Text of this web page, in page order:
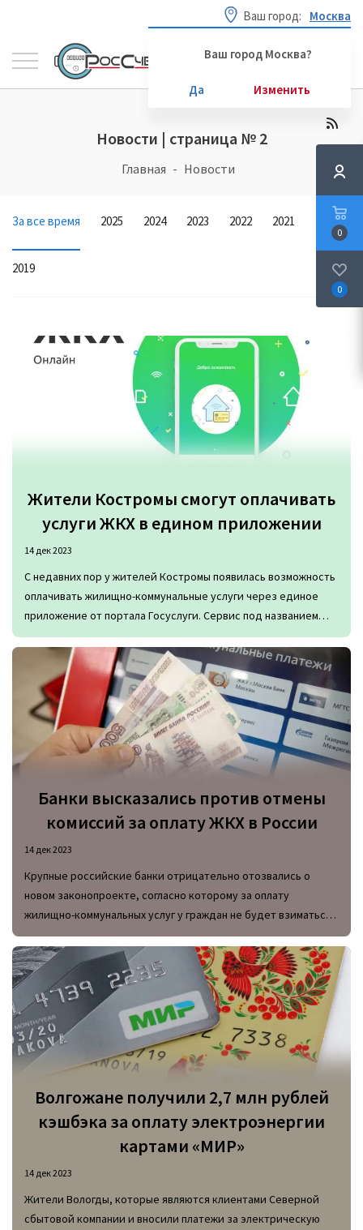
Ваш город: Москва
Ваш город Москва?
Да Изменить
Новости | страница № 2
Главная Новости
За все время 2025 2024 2023 2022 2021 2020
2019
Жители Костромы смогут оплачивать
услуги ЖКХ в едином приложении
14 дек 2023
С недавних пор у жителей Костромы появилась возможность
оплачивать жилищно-коммунальные услуги через единое
приложение от портала Госуслуги. Сервис под названием
«Госуслуги.Дом» уже действует во всех регионах России и
позволяет переводить средства на счета поставщиков
ресурсов удобно, быстро и в одном месте.
Банки высказались против отмены
комиссий за оплату ЖКХ в России
14 дек 2023
Крупные российские банки отрицательно отозвались о
новом законопроекте, согласно которому за оплату
жилищно-коммунальных услуг у граждан не будет взиматься
комиссия за транзакцию.
Волгожане получили 2,7 млн рублей
кэшбэка за оплату электроэнергии
картами «МИР»
14 дек 2023
Жители Вологды, которые являются клиентами Северной
сбытовой компании и вносили платежи за электрическую
0
0